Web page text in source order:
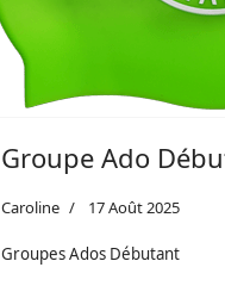
Groupe Ado
Caroline 17 Août 2025
Groupes Ados Débutant